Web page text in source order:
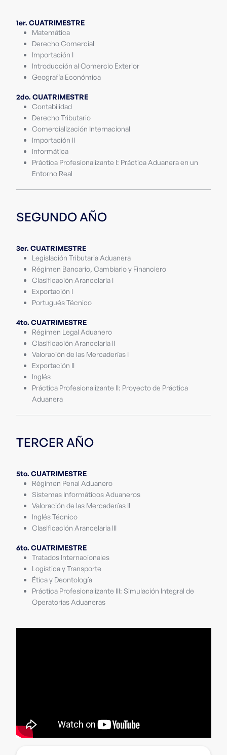
1er. CUATRIMESTRE
Matemática
Derecho Comercial
Importación I
Introducción al Comercio Exterior
Geografía Económica
2do. CUATRIMESTRE
Contabilidad
Derecho Tributario
Comercialización Internacional
Importación II
Informática
Práctica Profesionalizante I: Práctica Aduanera en un
Entorno Real
SEGUNDO AÑO
3er. CUATRIMESTRE
Legislación Tributaria Aduanera
Régimen Bancario, Cambiario y Financiero
Clasificación Arancelaria I
Exportación I
Portugués Técnico
4to. CUATRIMESTRE
Régimen Legal Aduanero
Clasificación Arancelaria II
Valoración de las Mercaderías I
Exportación II
Inglés
Práctica Profesionalizante II: Proyecto de Práctica
Aduanera
TERCER AÑO
5to. CUATRIMESTRE
Régimen Penal Aduanero
Sistemas Informáticos Aduaneros
Valoración de las Mercaderías II
Inglés Técnico
Clasificación Arancelaria III
6to. CUATRIMESTRE
Tratados Internacionales
Logística y Transporte
Ética y Deontología
Práctica Profesionalizante III: Simulación Integral de
Operatorias Aduaneras